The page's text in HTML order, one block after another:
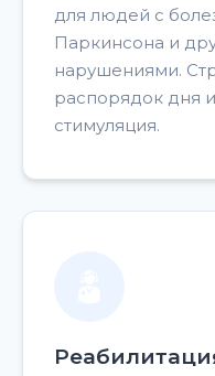
для людей с
Паркинсона и
нарушениями.
распорядок дня
стимуляция.